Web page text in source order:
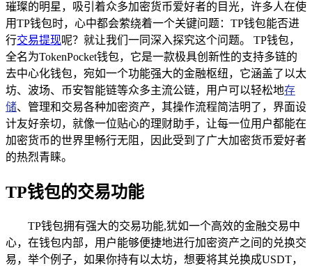
璀璨的明星，吸引着众多加密货币爱好者的目光，许多人在使
用TP钱包时，心中都会萦绕着一个关键问题：TP钱包能否进
行交易提现呢？就让我们一同深入探究这个问题。 TP钱包，
全名为TokenPocket钱包，它是一款极具创新性的支持多链的
去中心化钱包，宛如一个功能强大的金融枢纽，它涵盖了以太
坊、波场、币安智能链等众多主流公链，用户可以轻松地存
储、管理和交易各种加密资产，其操作流程简洁明了，界面设
计友好亲切，就像一位贴心的理财助手，让每一位用户都能在
加密货币的世界里畅行无阻，因此受到了广大加密货币爱好者
的热烈青睐。
TP钱包的交易功能
TP钱包拥有强大的交易功能,犹如一个高效的金融交易中
心，在钱包内部，用户能够便捷地进行加密资产之间的兑换交
易，举个例子，如果你持有以太坊，想要将其兑换成USDT，